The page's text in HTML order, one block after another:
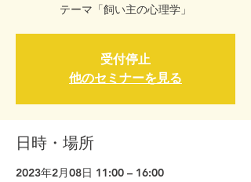
テーマ「飼い主の心理学」
受付停止
他のセミナーを見る
日時・場所
2023年2月08日 11:00 – 16:00